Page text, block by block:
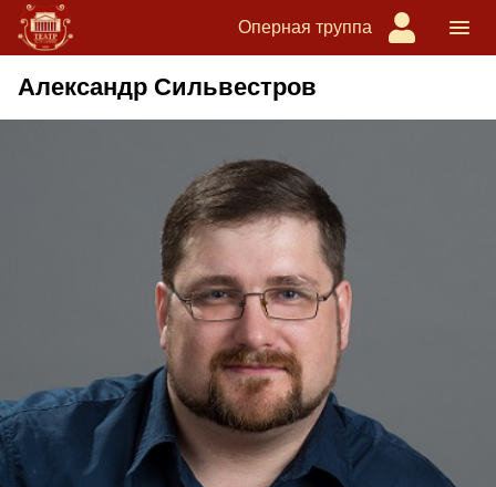
Оперная труппа
Александр Сильвестров